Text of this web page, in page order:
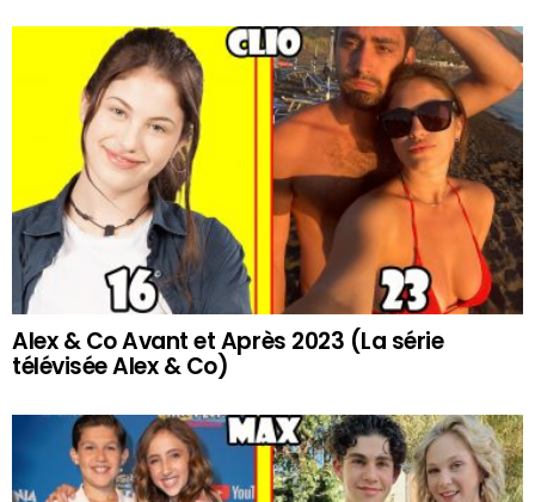
Alex & Co Avant et Après 2023 (La série
télévisée Alex & Co)